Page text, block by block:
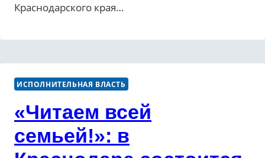
Краснодарского края…
ИСПОЛНИТЕЛЬНАЯ ВЛАСТЬ
«Читаем всей
семьей!»: в